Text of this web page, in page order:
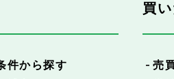
件から探す
買
売